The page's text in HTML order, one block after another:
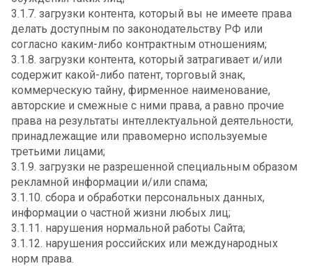
3.1.7. загрузки контента, который вы не имеете права
делать доступным по законодательству РФ или
согласно каким-либо контрактным отношениям;
3.1.8. загрузки контента, который затрагивает и/или
содержит какой-либо патент, торговый знак,
коммерческую тайну, фирменное наименование,
авторские и смежные с ними права, а равно прочие
права на результаты интеллектуальной деятельности,
принадлежащие или правомерно используемые
третьими лицами;
3.1.9. загрузки не разрешенной специальным образом
рекламной информации и/или спама;
3.1.10. сбора и обработки персональных данных,
информации о частной жизни любых лиц;
3.1.11. нарушения нормальной работы Сайта;
3.1.12. нарушения российских или международных
норм права.